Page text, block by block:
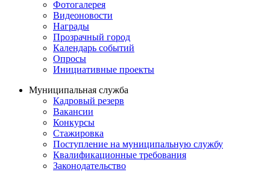
Фотогалерея
Видеоновости
Награды
Прозрачный город
Календарь событий
Опросы
Инициативные проекты
Муниципальная служба
Кадровый резерв
Вакансии
Конкурсы
Стажировка
Поступление на муниципальную службу
Квалификационные требования
Законодательство